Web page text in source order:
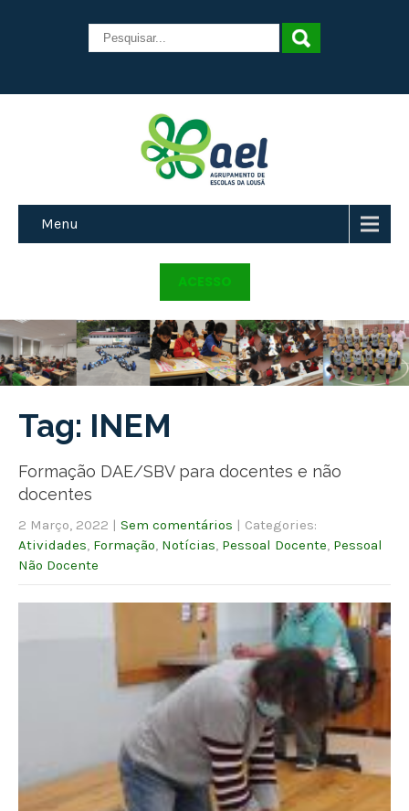
Menu
ACESSO
Tag: INEM
Formação DAE/SBV para docentes e não
docentes
2 Março, 2022 | Sem comentários | Categories:
Atividades Formação Notícias Pessoal Docente Pessoal
Não Docente